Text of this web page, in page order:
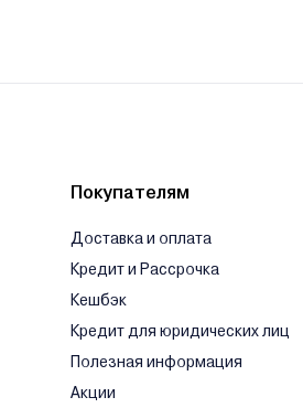
г. Минск, пер. Липковский 30-34
Покупателям
Доставка и оплата
Кредит и Рассрочка
Кешбэк
Кредит для юридических лиц
Полезная информация
Акции